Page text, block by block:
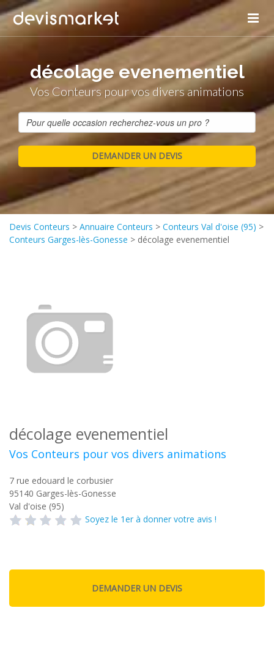
décolage evenementiel
Vos Conteurs pour vos divers animations
Devis Conteurs > Annuaire Conteurs > Conteurs Val d'oise (95) >
Conteurs Garges-lès-Gonesse > décolage evenementiel
décolage evenementiel
Vos Conteurs pour vos divers animations
7 rue edouard le corbusier
95140 Garges-lès-Gonesse
Val d'oise (95)
Soyez le 1er à donner votre avis !